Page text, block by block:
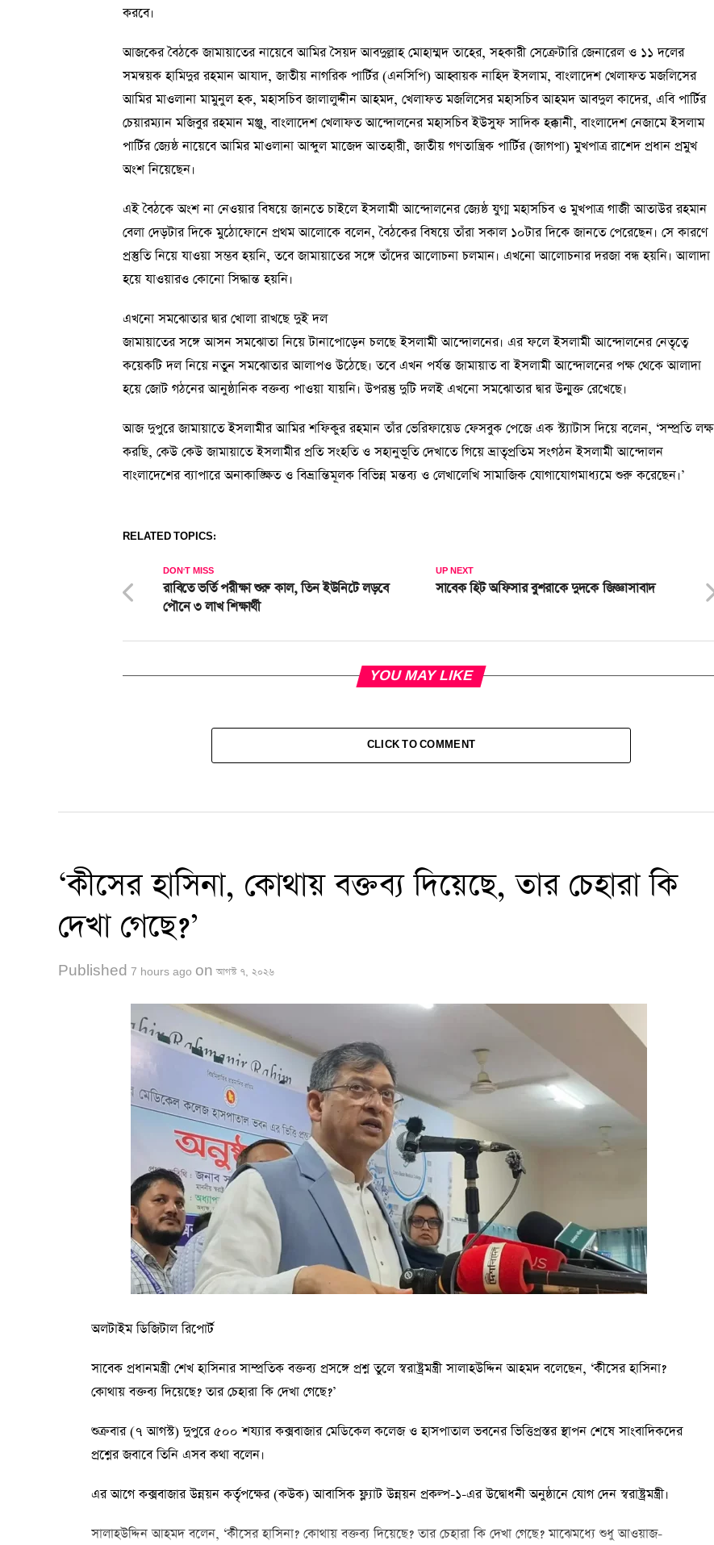
করবে।
আজকের বৈঠকে জামায়াতের নায়েবে আমির সৈয়দ আবদুল্লাহ মোহাম্মদ তাহের, সহকারী সেক্রেটারি জেনারেল ও ১১ দলের
সমন্বয়ক হামিদুর রহমান আযাদ, জাতীয় নাগরিক পার্টির (এনসিপি) আহ্বায়ক নাহিদ ইসলাম, বাংলাদেশ খেলাফত মজলিসের
আমির মাওলানা মামুনুল হক, মহাসচিব জালালুদ্দীন আহমদ, খেলাফত মজলিসের মহাসচিব আহমদ আবদুল কাদের, এবি পার্টির
চেয়ারম্যান মজিবুর রহমান মঞ্জু, বাংলাদেশ খেলাফত আন্দোলনের মহাসচিব ইউসুফ সাদিক হক্কানী, বাংলাদেশ নেজামে ইসলাম
পার্টির জ্যেষ্ঠ নায়েবে আমির মাওলানা আব্দুল মাজেদ আতহারী, জাতীয় গণতান্ত্রিক পার্টির (জাগপা) মুখপাত্র রাশেদ প্রধান প্রমুখ
অংশ নিয়েছেন।
এই বৈঠকে অংশ না নেওয়ার বিষয়ে জানতে চাইলে ইসলামী আন্দোলনের জ্যেষ্ঠ যুগ্ম মহাসচিব ও মুখপাত্র গাজী আতাউর রহমান
বেলা দেড়টার দিকে মুঠোফোনে প্রথম আলোকে বলেন, বৈঠকের বিষয়ে তাঁরা সকাল ১০টার দিকে জানতে পেরেছেন। সে কারণে
প্রস্তুতি নিয়ে যাওয়া সম্ভব হয়নি, তবে জামায়াতের সঙ্গে তাঁদের আলোচনা চলমান। এখনো আলোচনার দরজা বন্ধ হয়নি। আলাদা
হয়ে যাওয়ারও কোনো সিদ্ধান্ত হয়নি।
এখনো সমঝোতার দ্বার খোলা রাখছে দুই দল
জামায়াতের সঙ্গে আসন সমঝোতা নিয়ে টানাপোড়েন চলছে ইসলামী আন্দোলনের। এর ফলে ইসলামী আন্দোলনের নেতৃত্বে
কয়েকটি দল নিয়ে নতুন সমঝোতার আলাপও উঠেছে। তবে এখন পর্যন্ত জামায়াত বা ইসলামী আন্দোলনের পক্ষ থেকে আলাদা
হয়ে জোট গঠনের আনুষ্ঠানিক বক্তব্য পাওয়া যায়নি। উপরন্তু দুটি দলই এখনো সমঝোতার দ্বার উন্মুক্ত রেখেছে।
আজ দুপুরে জামায়াতে ইসলামীর আমির শফিকুর রহমান তাঁর ভেরিফায়েড ফেসবুক পেজে এক স্ট্যাটাস দিয়ে বলেন, ‘সম্প্রতি লক্ষ
করছি, কেউ কেউ জামায়াতে ইসলামীর প্রতি সংহতি ও সহানুভূতি দেখাতে গিয়ে ভ্রাতৃপ্রতিম সংগঠন ইসলামী আন্দোলন
বাংলাদেশের ব্যাপারে অনাকাঙ্ক্ষিত ও বিভ্রান্তিমূলক বিভিন্ন মন্তব্য ও লেখালেখি সামাজিক যোগাযোগমাধ্যমে শুরু করেছেন।’
RELATED TOPICS:
UP NEXT
সাবেক হিট অফিসার বুশরাকে দুদকে জিজ্ঞাসাবাদ
DON'T MISS
রাবিতে ভর্তি পরীক্ষা শুরু কাল, তিন ইউনিটে লড়বে
পৌনে ৩ লাখ শিক্ষার্থী
YOU MAY LIKE
CLICK TO COMMENT
‘কীসের হাসিনা, কোথায় বক্তব্য দিয়েছে, তার চেহারা কি
দেখা গেছে?’
Published 7 hours ago on আগস্ট ৭, ২০২৬
অলটাইম ডিজিটাল রিপোর্ট
সাবেক প্রধানমন্ত্রী শেখ হাসিনার সাম্প্রতিক বক্তব্য প্রসঙ্গে প্রশ্ন তুলে স্বরাষ্ট্রমন্ত্রী সালাহউদ্দিন আহমদ বলেছেন, ‘কীসের হাসিনা?
কোথায় বক্তব্য দিয়েছে? তার চেহারা কি দেখা গেছে?’
শুক্রবার (৭ আগস্ট) দুপুরে ৫০০ শয্যার কক্সবাজার মেডিকেল কলেজ ও হাসপাতাল ভবনের ভিত্তিপ্রস্তর স্থাপন শেষে সাংবাদিকদের
প্রশ্নের জবাবে তিনি এসব কথা বলেন।
এর আগে কক্সবাজার উন্নয়ন কর্তৃপক্ষের (কউক) আবাসিক ফ্ল্যাট উন্নয়ন প্রকল্প-১-এর উদ্বোধনী অনুষ্ঠানে যোগ দেন স্বরাষ্ট্রমন্ত্রী।
সালাহউদ্দিন আহমদ বলেন, ‘কীসের হাসিনা? কোথায় বক্তব্য দিয়েছে? তার চেহারা কি দেখা গেছে? মাঝেমধ্যে শুধু আওয়াজ-